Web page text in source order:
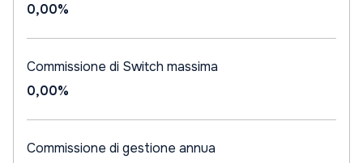
0,00%
Commissione di Switch massima
0,00%
Commissione di gestione annua